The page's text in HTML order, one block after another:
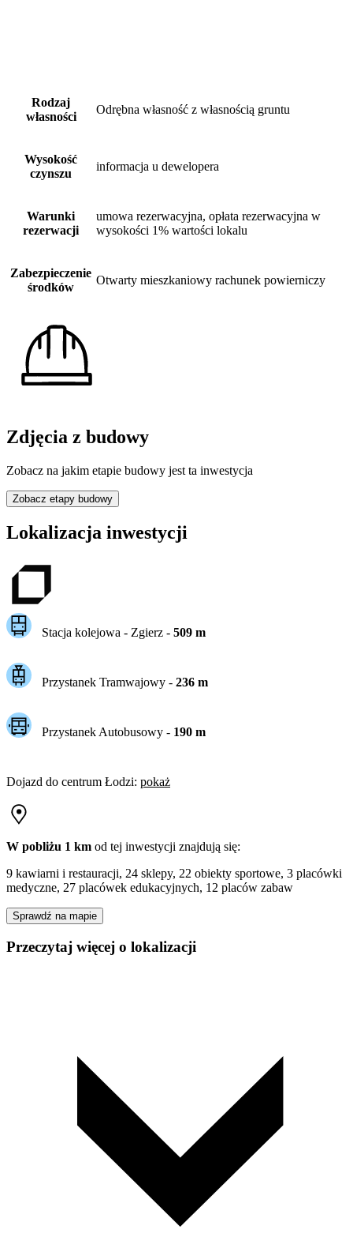
Rodzaj
własności
Odrębna własność z własnością gruntu
Wysokość
czynszu
informacja u dewelopera
Warunki
rezerwacji
umowa rezerwacyjna, opłata rezerwacyjna w
wysokości 1% wartości lokalu
Zabezpieczenie
środków
Otwarty mieszkaniowy rachunek powierniczy
Zdjęcia z budowy
Zobacz na jakim etapie budowy jest ta inwestycja
Zobacz etapy budowy
Lokalizacja inwestycji
Stacja kolejowa - Zgierz- 509m
Przystanek Tramwajowy - 236m
Przystanek Autobusowy - 190m
Dojazd do centrum Łodzi: pokaż
W pobliżu 1 km od tej inwestycji znajdują się:
9 kawiarni i restauracji, 24 sklepy, 22 obiekty sportowe, 3 placówki
medyczne, 27 placówek edukacyjnych, 12 placów zabaw
Sprawdź na mapie
Przeczytaj więcej o lokalizacji